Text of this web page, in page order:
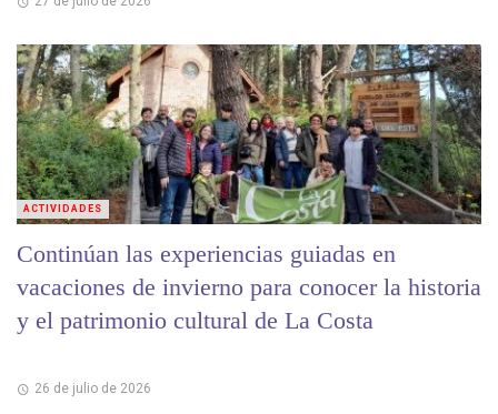
Continúan las experiencias guiadas en
vacaciones de invierno para conocer la historia
y el patrimonio cultural de La Costa
26 de julio de 2026
ACTIVIDADES